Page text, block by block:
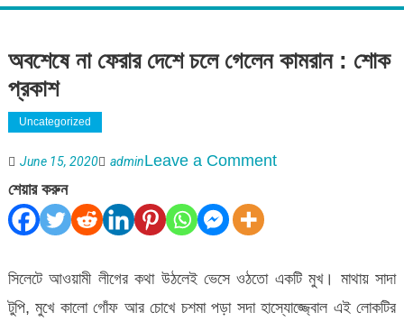
অবশেষে না ফেরার দেশে চলে গেলেন কামরান : শোক
প্রকাশ
Uncategorized
June 15, 2020 adminLeave a Commenton
দেশে
চলে
শেয়ার করুন
সিলেটে আওয়ামী লীগের কথা উঠলেই ভেসে ওঠতো একটি মুখ। মাথায় সাদা
টুপি, মুখে কালো গোঁফ আর চোখে চশমা পড়া সদা হাস্যোজ্জ্বোল এই লোকটির